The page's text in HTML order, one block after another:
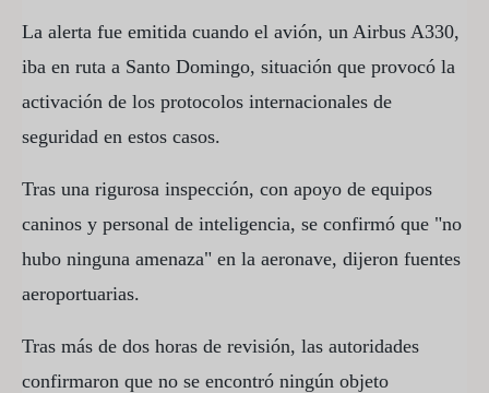
La alerta fue emitida cuando el avión, un Airbus A330,
iba en ruta a Santo Domingo, situación que provocó la
activación de los protocolos internacionales de
seguridad en estos casos.
Tras una rigurosa inspección, con apoyo de equipos
caninos y personal de inteligencia, se confirmó que "no
hubo ninguna amenaza" en la aeronave, dijeron fuentes
aeroportuarias.
Tras más de dos horas de revisión, las autoridades
confirmaron que no se encontró ningún objeto